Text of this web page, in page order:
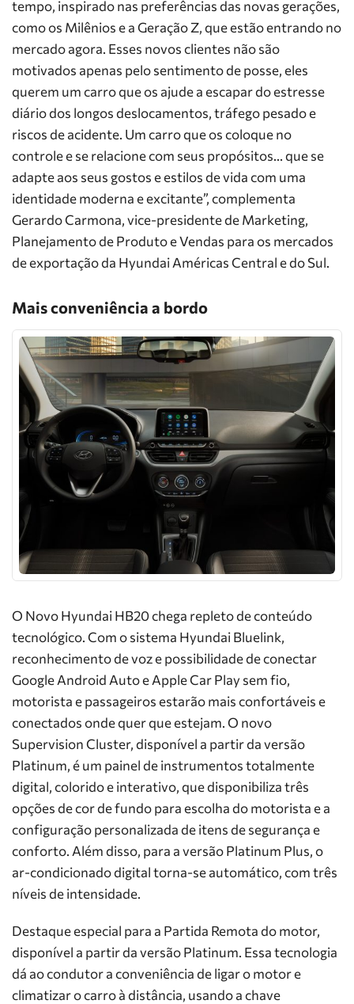
tempo, inspirado nas preferências das novas gerações,
como os Milênios e a Geração Z, que estão entrando no
mercado agora. Esses novos clientes não são
motivados apenas pelo sentimento de posse, eles
querem um carro que os ajude a escapar do estresse
diário dos longos deslocamentos, tráfego pesado e
riscos de acidente. Um carro que os coloque no
controle e se relacione com seus propósitos… que se
adapte aos seus gostos e estilos de vida com uma
identidade moderna e excitante”, complementa
Gerardo Carmona, vice-presidente de Marketing,
Planejamento de Produto e Vendas para os mercados
de exportação da Hyundai Américas Central e do Sul.
Mais conveniência a bordo
O Novo Hyundai HB20 chega repleto de conteúdo
tecnológico. Com o sistema Hyundai Bluelink,
reconhecimento de voz e possibilidade de conectar
Google Android Auto e Apple Car Play sem fio,
motorista e passageiros estarão mais confortáveis e
conectados onde quer que estejam. O novo
Supervision Cluster, disponível a partir da versão
Platinum, é um painel de instrumentos totalmente
digital, colorido e interativo, que disponibiliza três
opções de cor de fundo para escolha do motorista e a
configuração personalizada de itens de segurança e
conforto. Além disso, para a versão Platinum Plus, o
ar-condicionado digital torna-se automático, com três
níveis de intensidade.
Destaque especial para a Partida Remota do motor,
disponível a partir da versão Platinum. Essa tecnologia
dá ao condutor a conveniência de ligar o motor e
climatizar o carro à distância, usando a chave